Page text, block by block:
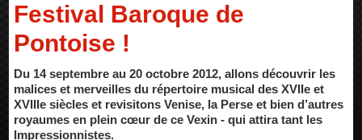
Festival Baroque de
Pontoise !
Du 14 septembre au 20 octobre 2012, allons découvrir les
malices et merveilles du répertoire musical des XVIIe et
XVIIIe siècles et revisitons Venise, la Perse et bien d’autres
royaumes en plein cœur de ce Vexin - qui attira tant les
Impressionnistes.